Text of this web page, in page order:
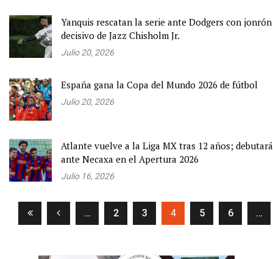
Yanquis rescatan la serie ante Dodgers con jonrón
decisivo de Jazz Chisholm Jr.
Julio 20, 2026
España gana la Copa del Mundo 2026 de fútbol
Julio 20, 2026
Atlante vuelve a la Liga MX tras 12 años; debutará
ante Necaxa en el Apertura 2026
Julio 16, 2026
… 2 3 4(current)
5 6 …